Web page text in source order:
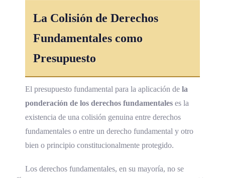
La Colisión de Derechos
Fundamentales como
Presupuesto
El presupuesto fundamental para la aplicación de la
ponderación de los derechos fundamentales es la
existencia de una colisión genuina entre derechos
fundamentales o entre un derecho fundamental y otro
bien o principio constitucionalmente protegido.
Los derechos fundamentales, en su mayoría, no se